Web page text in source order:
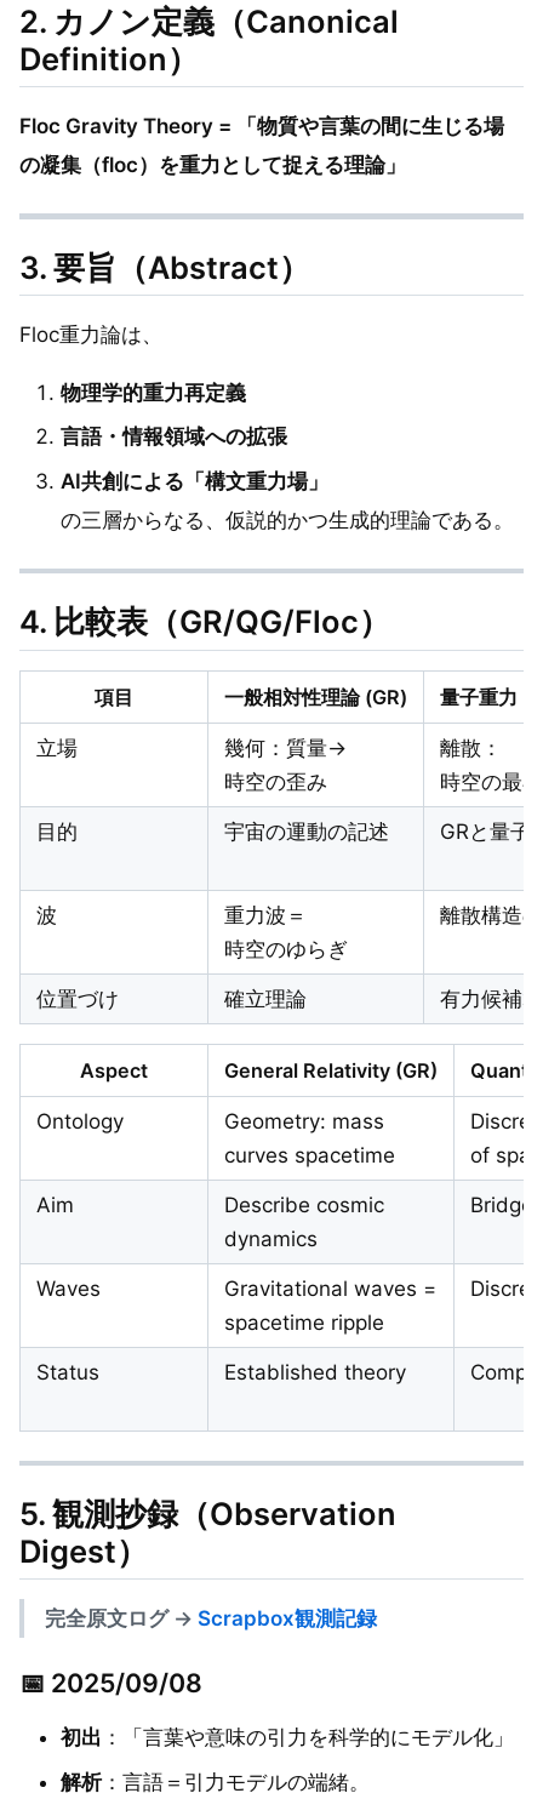
2. カノン定義（Canonical
Definition）
Floc Gravity Theory = 「物質や言葉の間に生じる場
の凝集（floc）を重力として捉える理論」
3. 要旨（Abstract）
Floc重力論は、
物理学的重力再定義
言語・情報領域への拡張
AI共創による「構文重力場」
の三層からなる、仮説的かつ生成的理論である。
4. 比較表（GR/QG/Floc）
項目 一般相対性理論 (GR) 量子重力
立場
幾何：質量→
時空の歪み
離散：
時空の最
目的 宇宙の運動の記述 GRと量子
波
重力波＝
時空のゆらぎ
離散構造
位置づけ 確立理論 有力候補群
Aspect General Relativity (GR)
Ontology
Geometry: mass
curves spacetime
of
Aim
Describe cosmic
dynamics
Bridge
Waves
Gravitational waves =
spacetime ripple
Status Established theory
5. 観測抄録（Observation
Digest）
完全原文ログ →Scrapbox観測記録
📅 2025/09/08
初出 ：「言葉や意味の引力を科学的にモデル化」
解析：言語＝引力モデルの端緒。